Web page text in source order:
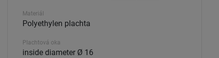
Materiál
Polyethylen plachta
Plachtová oka
inside diameter Ø 16